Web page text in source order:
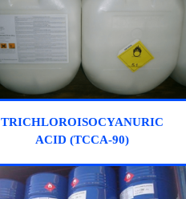
TRICHLOROISOCYANURIC
ACID (TCCA-90)